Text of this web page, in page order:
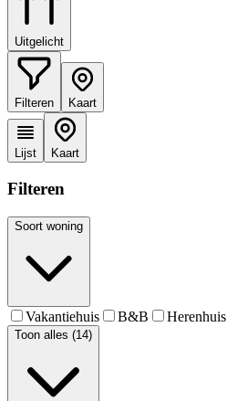
Uitgelicht
Filteren Kaart
Lijst Kaart
Filteren
Soort woning
Vakantiehuis B&B Herenhuis
Toon alles (14)